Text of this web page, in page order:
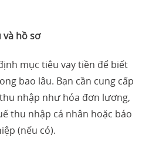
và hồ sơ
mục tiêu vay tiền để biết
bao lâu. Bạn cần cung cấp
nhập như hóa đơn lương,
thu nhập cá nhân hoặc báo
(nếu có).